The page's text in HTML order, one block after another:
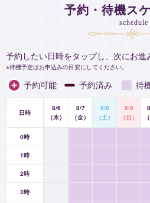
お相手の情報がなくても、霊感と
り確度の高い鑑定をご希望の場合
くださいませ。占術を駆使して、
とくに、恋愛のことで悩んでいる方
いるのか？自分のことをどう思って
トータルな占術でリーディングして
まずはあなたとお相手のお名前と
感、霊視、透視、そして独自のタ
ングやヒーリングを行います。必要
り、前世でのお2人の繋がりを鑑て
「相手の本心が知りたい」そんな
心にお伝えしますよ。
予約・待機ス
schedule
予約したい日時をタップし、次にお進
待機予定はお申込みの目安にしてください。
予約可能 予約済み 待
日時
0時
1時
2時
3時
8/6
（木）
8/7
（金）
8/8
（土）
8/9
（日）